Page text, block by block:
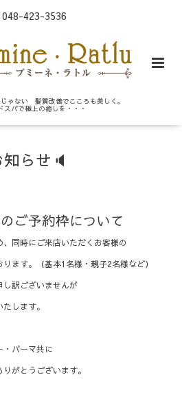
423-3536
ゃない 髪質改善でこころも美しく。
スパで極上の癒しを・・・
知らせ🔈
ご予約枠について
同時にご来店いただくお客様の
ます。（基本1名様・親子2名様など）
し訳ございませんが
します。
・パーマ共に
がとうございます。